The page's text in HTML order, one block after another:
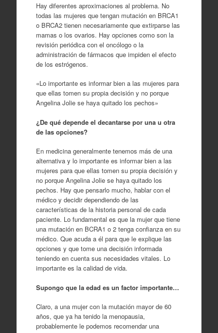
Hay diferentes aproximaciones al problema. No
todas las mujeres que tengan mutación en BRCA1
o BRCA2 tienen necesariamente que extirparse las
mamas o los ovarios. Hay opciones como son la
revisión periódica con el oncólogo o la
administración de fármacos que impiden el efecto
de los estrógenos.
«Lo importante es informar bien a las mujeres para
que ellas tomen su propia decisión y no porque
Angelina Jolie se haya quitado los pechos»
¿De qué depende el decantarse por una u otra
de las opciones?
En medicina generalmente tenemos más de una
alternativa y lo importante es informar bien a las
mujeres para que ellas tomen su propia decisión y
no porque Angelina Jolie se haya quitado los
pechos. Hay que pensarlo mucho, hablar con el
médico y decidir dependiendo de las
características de la historia personal de cada
paciente. Lo fundamental es que la mujer que tiene
una mutación en BCRA1 o 2 tenga confianza en su
médico. Que acuda a él para que le explique las
opciones y que tome una decisión informada
teniendo en cuenta sus necesidades vitales. Lo
importante es la calidad de vida.
Supongo que la edad es un factor importante…
Claro, a una mujer con la mutación mayor de 60
años, que ya ha tenido la menopausia,
probablemente le podemos recomendar una